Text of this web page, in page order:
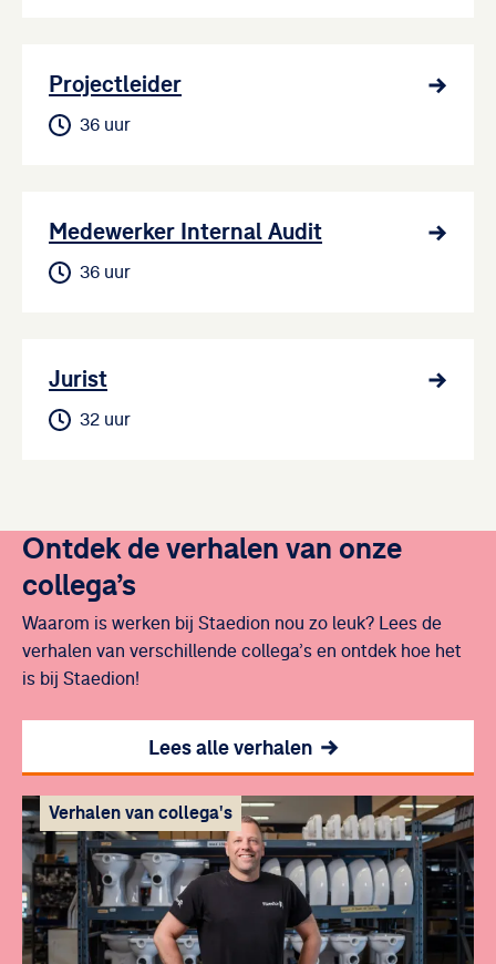
Projectleider
36 uur
Medewerker Internal Audit
36 uur
Jurist
32 uur
Ontdek de verhalen van onze
collega’s
Waarom is werken bij Staedion nou zo leuk? Lees de
verhalen van verschillende collega’s en ontdek hoe het
is bij Staedion!
Lees alle verhalen
Verhalen van collega's